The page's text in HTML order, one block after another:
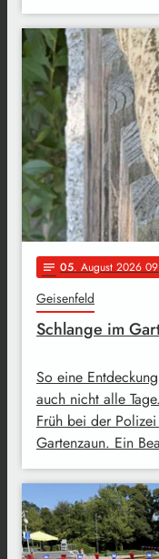
notes 05. August 2026
Geisenfeld
Schlange im
So eine
auch nicht alle
Früh bei der
Gartenzaun. Ein